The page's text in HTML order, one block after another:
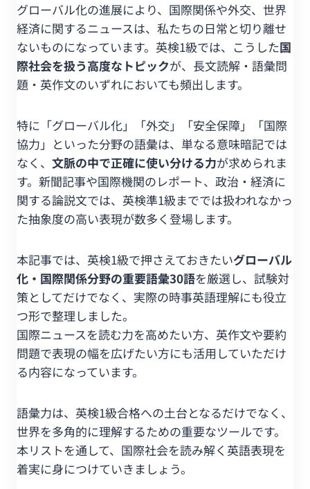
グローバル化の進展により、国際関係や外交、世界
経済に関するニュースは、私たちの日常と切り離せ
ないものになっています。英検1級では、こうした国
際社会を扱う高度なトピックが、長文読解・語彙問
題・英作文のいずれにおいても頻出します。
特に「グローバル化」「外交」「安全保障」「国際
協力」といった分野の語彙は、単なる意味暗記では
なく、 文脈の中で正確に使い分ける力が求められま
す。新聞記事や国際機関のレポート、政治・経済に
関する論説文では、英検準1級まででは扱われなかっ
た抽象度の高い表現が数多く登場します。
本記事では、英検1級で押さえておきたいグローバル
化・国際関係分野の重要語彙30語を厳選し、試験対
策としてだけでなく、実際の時事英語理解にも役立
つ形で整理しました。
国際ニュースを読む力を高めたい方、英作文や要約
問題で表現の幅を広げたい方にも活用していただけ
る内容になっています。
語彙力は、英検1級合格への土台となるだけでなく、
世界を多角的に理解するための重要なツールです。
本リストを通して、国際社会を読み解く英語表現を
着実に身につけていきましょう。